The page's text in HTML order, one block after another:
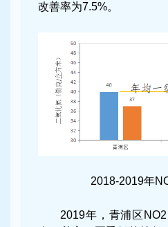
改善率为7.5%。
2018-2019年
2019年，青浦区